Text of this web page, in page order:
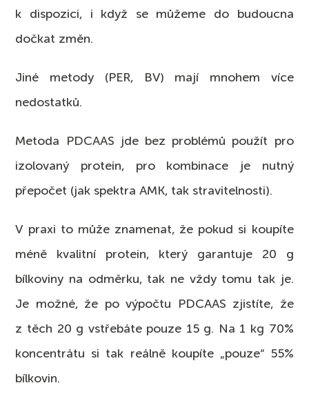
k dispozici, i když se můžeme do budoucna
dočkat změn.
Jiné metody (PER, BV) mají mnohem více
nedostatků.
Metoda PDCAAS jde bez problémů použít pro
izolovaný protein, pro kombinace je nutný
přepočet (jak spektra AMK, tak stravitelnosti).
V praxi to může znamenat, že pokud si koupíte
méně kvalitní protein, který garantuje 20 g
bílkoviny na odměrku, tak ne vždy tomu tak je.
Je možné, že po výpočtu PDCAAS zjistíte, že
z těch 20 g vstřebáte pouze 15 g. Na 1 kg 70%
koncentrátu si tak reálně koupíte „pouze“ 55%
bílkovin.